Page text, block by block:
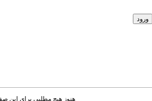
هنوز هیچ مطلبی برای این